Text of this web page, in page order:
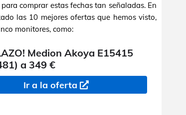
comprar estas fechas tan señaladas. En
las 10 mejores ofertas que hemos visto,
monitores, como:
Medion Akoya E15415
a 349 €
Ir a la oferta